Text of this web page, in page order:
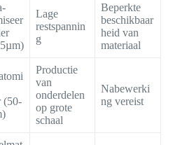
Lage
restspannin
g
Beperkte
beschikbaar
heid van
materiaal
(50-
Productie
van
onderdelen
op grote
schaal
Nabewerki
ng vereist